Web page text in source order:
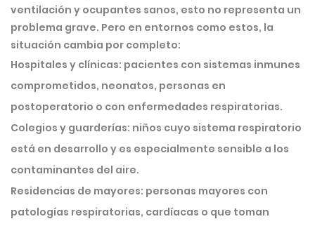
ventilación y ocupantes sanos, esto no representa un
problema grave. Pero en entornos como estos, la
situación cambia por completo:
Hospitales y clínicas: pacientes con sistemas inmunes
comprometidos, neonatos, personas en
postoperatorio o con enfermedades respiratorias.
Colegios y guarderías: niños cuyo sistema respiratorio
está en desarrollo y es especialmente sensible a los
contaminantes del aire.
Residencias de mayores: personas mayores con
patologías respiratorias, cardíacas o que toman